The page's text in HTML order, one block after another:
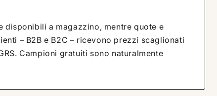
disponibili a magazzino, mentre quote e
– B2B e B2C – ricevono prezzi scaglionati
Campioni gratuiti sono naturalmente